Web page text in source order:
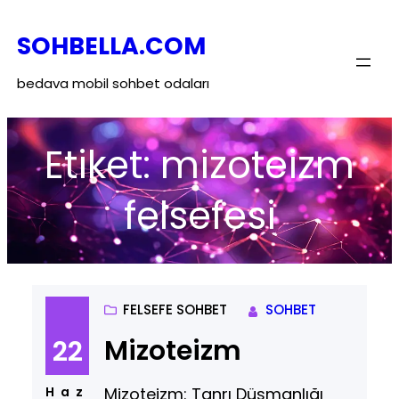
geç
SOHBELLA.COM
bedava mobil sohbet odaları
Etiket:mizoteizm
felsefesi
22
Haz
FELSEFE SOHBET SOHBET
Mizoteizm
Mizoteizm: Tanrı Düşmanlığı